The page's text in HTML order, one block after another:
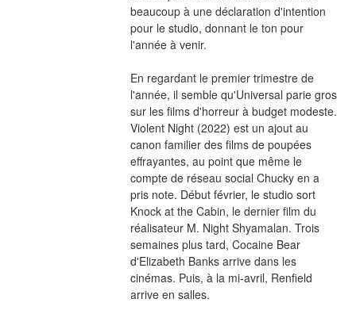
beaucoup à une déclaration d'intention
pour le studio, donnant le ton pour
l'année à venir.
En regardant le premier trimestre de
l'année, il semble qu'Universal parie gros
sur les films d'horreur à budget modeste.
Violent Night (2022) est un ajout au
canon familier des films de poupées
effrayantes, au point que même le
compte de réseau social Chucky en a
pris note. Début février, le studio sort
Knock at the Cabin, le dernier film du
réalisateur M. Night Shyamalan. Trois
semaines plus tard, Cocaine Bear
d'Elizabeth Banks arrive dans les
cinémas. Puis, à la mi-avril, Renfield
arrive en salles.